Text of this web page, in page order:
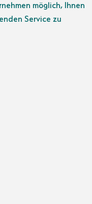
möglich, Ihnen
Service zu